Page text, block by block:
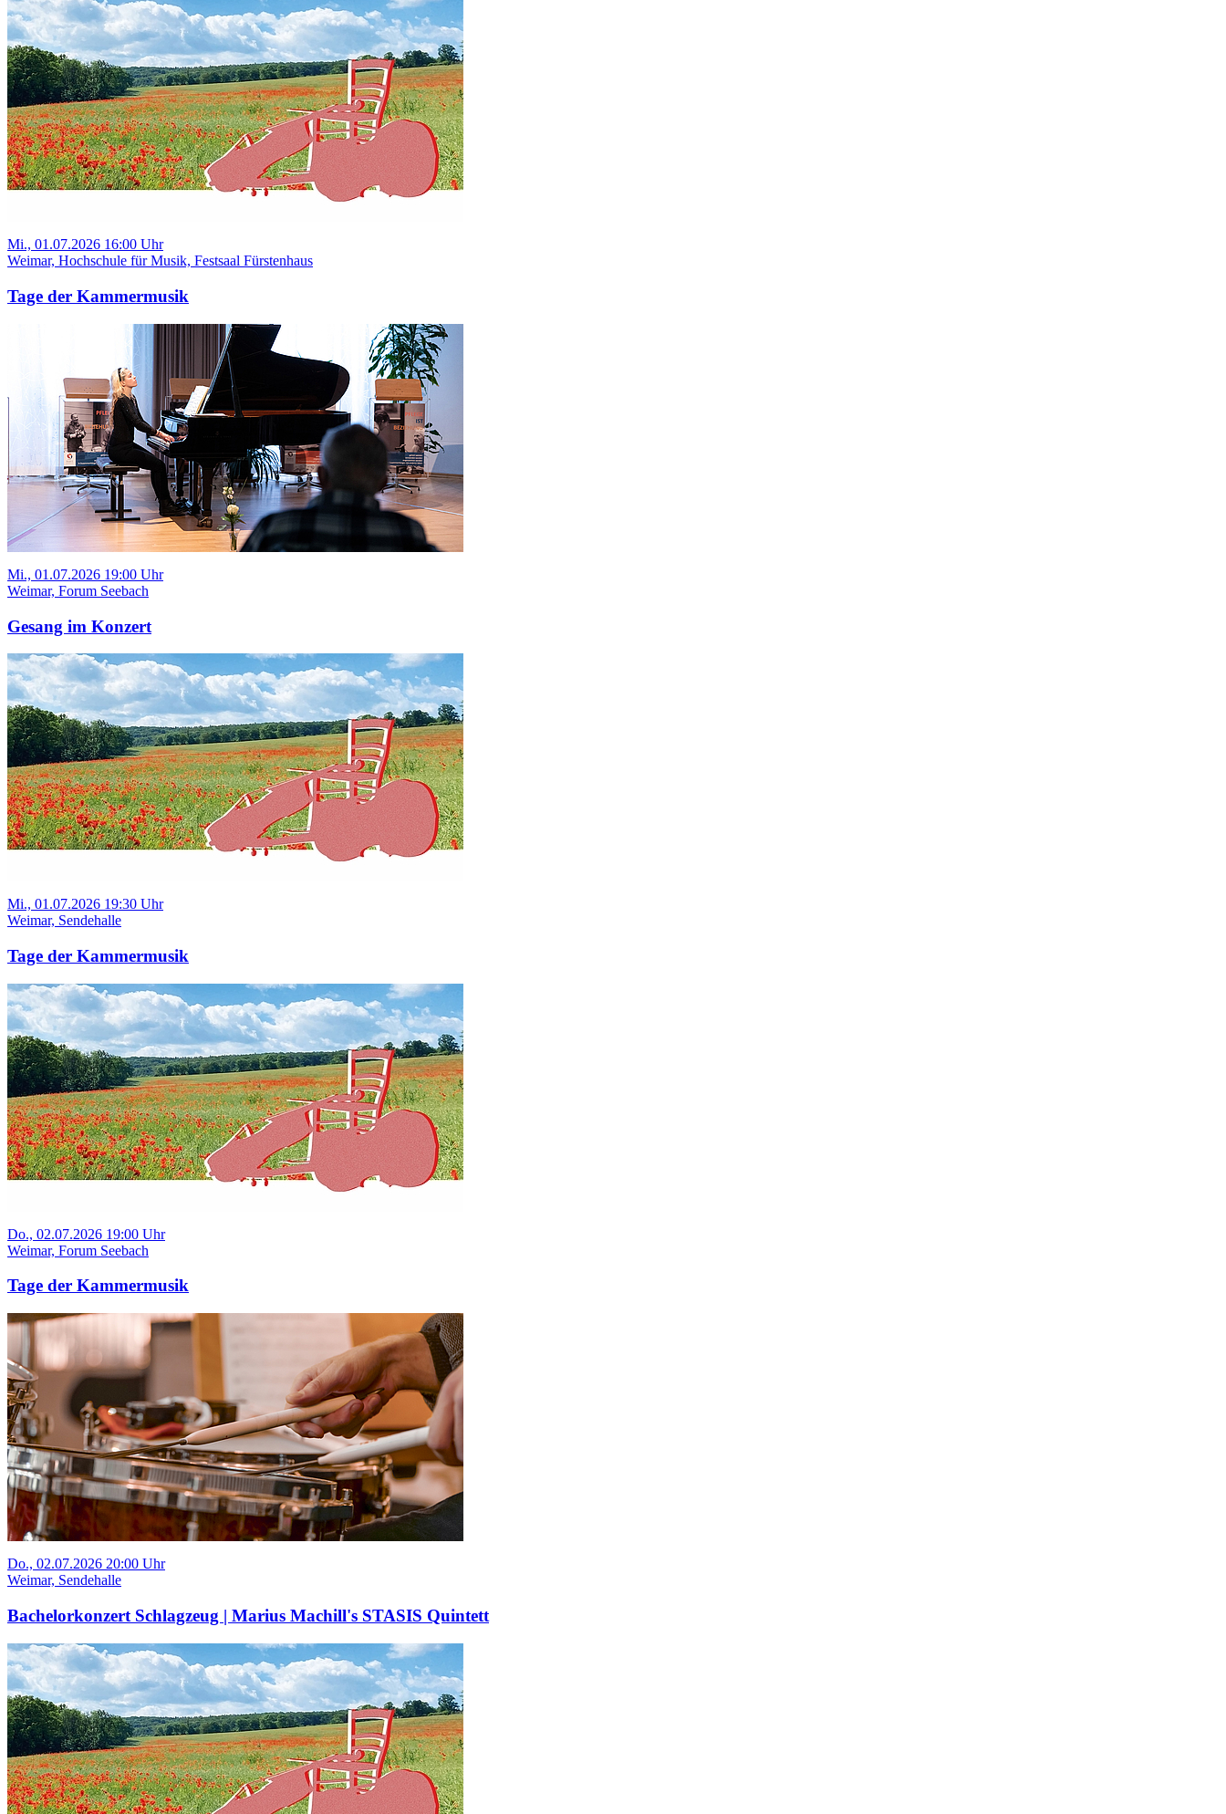
Mi., 01.07.2026 16:00 Uhr
Weimar, Hochschule für Musik, Festsaal Fürstenhaus
Tage der Kammermusik
Mi., 01.07.2026 19:00 Uhr
Weimar, Forum Seebach
Gesang im Konzert
Mi., 01.07.2026 19:30 Uhr
Weimar, Sendehalle
Tage der Kammermusik
Do., 02.07.2026 19:00 Uhr
Weimar, Forum Seebach
Tage der Kammermusik
Do., 02.07.2026 20:00 Uhr
Weimar, Sendehalle
Bachelorkonzert Schlagzeug | Marius Machill's STASIS Quintett